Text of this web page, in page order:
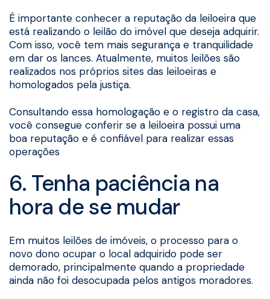
É importante conhecer a reputação da leiloeira que
está realizando o leilão do imóvel que deseja adquirir.
Com isso, você tem mais segurança e tranquilidade
em dar os lances. Atualmente, muitos leilões são
realizados nos próprios sites das leiloeiras e
homologados pela justiça.
Consultando essa homologação e o registro da casa,
você consegue conferir se a leiloeira possui uma
boa reputação e é confiável para realizar essas
operações
6. Tenha paciência na
hora de se mudar
Em muitos leilões de imóveis, o processo para o
novo dono ocupar o local adquirido pode ser
demorado, principalmente quando a propriedade
ainda não foi desocupada pelos antigos moradores.